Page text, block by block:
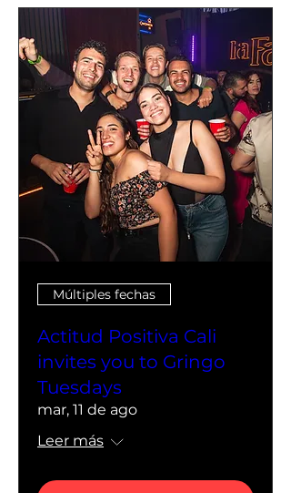
Múltiples fechas
Actitud Positiva Cali
invites you to Gringo
Tuesdays
mar, 11 de ago
Leer más